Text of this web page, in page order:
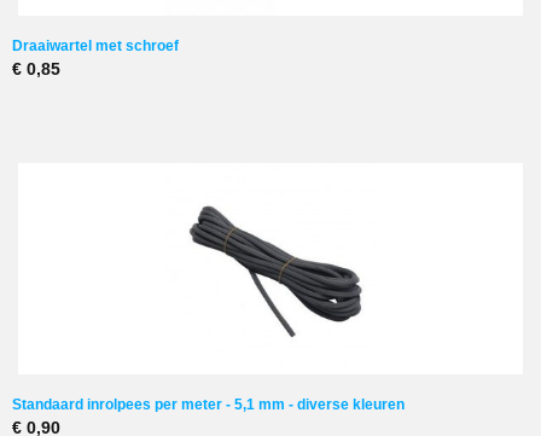
Draaiwartel met schroef
€ 0,85
Standaard inrolpees per meter - 5,1 mm - diverse kleuren
€ 0,90